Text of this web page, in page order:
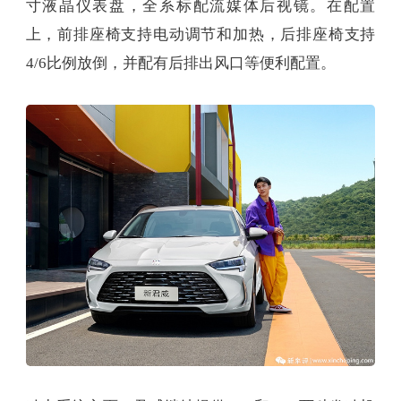
寸液晶仪表盘，全系标配流媒体后视镜。在配置
上，前排座椅支持电动调节和加热，后排座椅支持
4/6比例放倒，并配有后排出风口等便利配置。